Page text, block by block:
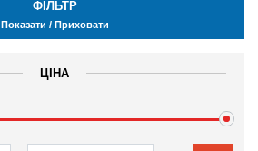
ФІЛЬТР
Показати / Приховати
ЦІНА